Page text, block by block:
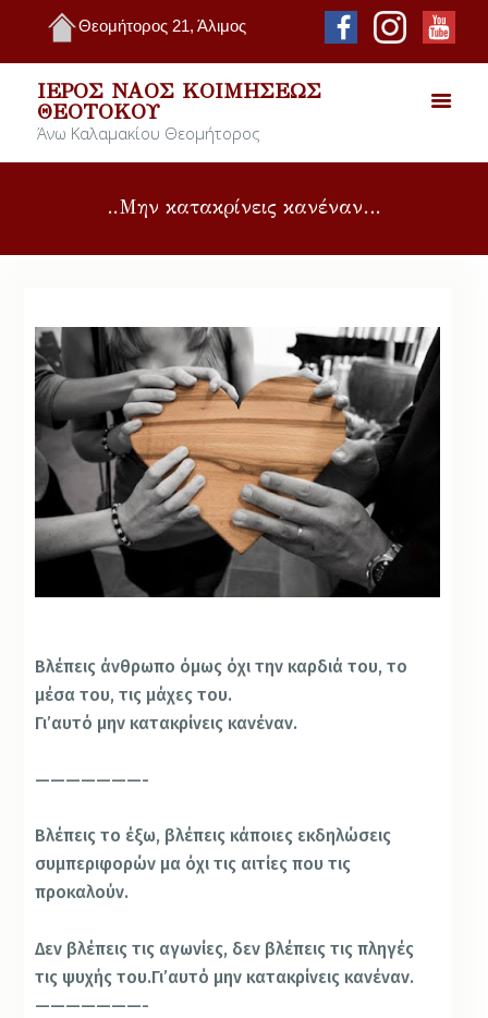
Θεομήτορος 21, Άλιμος
ΙΕΡΌΣ ΝΑΌΣ ΚΟΙΜΉΣΕΩΣ
ΘΕΟΤΌΚΟΥ
Άνω Καλαμακίου Θεομήτορος
..Μην κατακρίνεις κανέναν…
Βλέπεις άνθρωπο όμως όχι την καρδιά του, το
μέσα του, τις μάχες του.
Γι’αυτό μην κατακρίνεις κανέναν.
———————-
Βλέπεις το έξω, βλέπεις κάποιες εκδηλώσεις
συμπεριφορών μα όχι τις αιτίες που τις
προκαλούν.
Δεν βλέπεις τις αγωνίες, δεν βλέπεις τις πληγές
τις ψυχής του.Γι’αυτό μην κατακρίνεις κανέναν.
———————-